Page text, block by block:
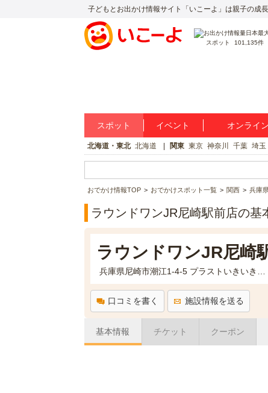
子どもとお出かけ情報サイト「いこーよ」は親子の成
スポット 101,135件
スポット イベント オンライ
北海道・東北 北海道 関東 東京 神奈川 千葉 埼玉
おでかけ情報TOP おでかけスポット一覧 関西 兵庫
ラウンドワンJR尼崎駅前店の基
ラウンドワンJR尼崎
口コミを書く 施設情報を送る
基本情報 チケット クーポン